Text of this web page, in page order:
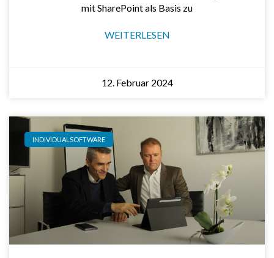
mit SharePoint als Basis zu
WEITERLESEN
12. Februar 2024
INDIVIDUALSOFTWARE